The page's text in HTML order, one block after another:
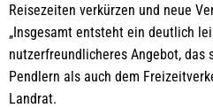
Reisezeiten verkürzen und neue
„Insgesamt entsteht ein deutlich
nutzerfreundlicheres Angebot, das
Pendlern als auch dem
Landrat.